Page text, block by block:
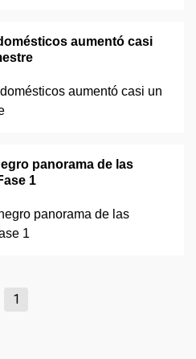
aumentó casi
panorama de las
1
1